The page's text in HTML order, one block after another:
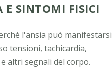
E SINTOMI FISICI
l'ansia può manifestarsi
tensioni, tachicardia,
altri segnali del corpo.